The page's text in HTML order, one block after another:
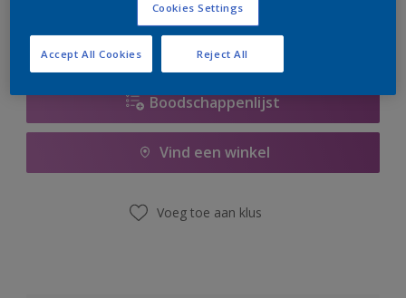
Boodschappenlijst
Vind een winkel
Voeg toe aan klus
Cookies Settings
Reject All
Accept All Cookies